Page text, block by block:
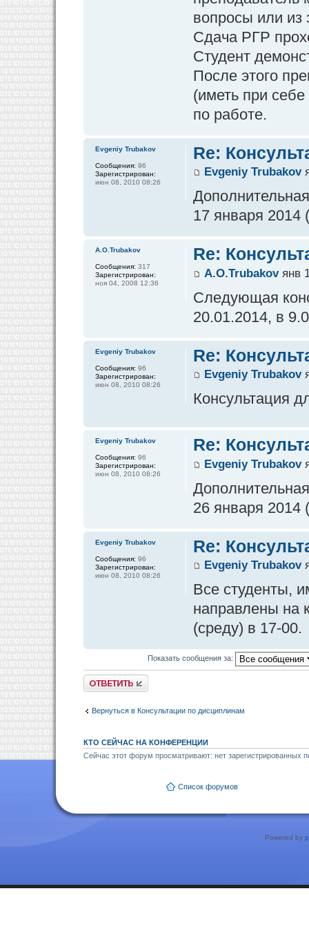
вопросы или из
Сдача РГР
Студент
После этого
(иметь при
по работе.
Re:
Evgeniy Trubakov
17 января 2014
Evgeniy Trubakov
Сообщения: 96
Зарегистрирован:
июн 08, 2010 08:26
Re:
A.O.Trubakovянв
Следующая
20.01.2014, в
A.O.Trubakov
Сообщения: 317
Зарегистрирован:
ноя 04, 2008 12:36
Re:
Evgeniy Trubakov
Консультация
Evgeniy Trubakov
Сообщения: 96
Зарегистрирован:
июн 08, 2010 08:26
Re:
Evgeniy Trubakov
26 января 2014
Evgeniy Trubakov
Сообщения: 96
Зарегистрирован:
июн 08, 2010 08:26
Re:
Evgeniy Trubakov
Все студенты,
направлены на
(среду) в 17-00.
Evgeniy Trubakov
Сообщения: 96
Зарегистрирован:
июн 08, 2010 08:26
Показать сообщения за:
Ответить
Вернуться в Консультации по дисциплинам
КТО СЕЙЧАС НА КОНФЕРЕНЦИИ
Сейчас этот форум просматривают: нет зарегистрированных
Список форумов
Powered by